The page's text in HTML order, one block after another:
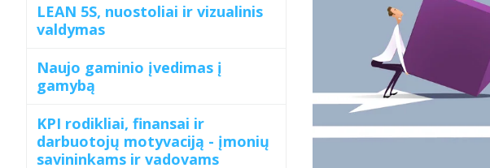
LEAN 5S, nuostoliai ir vizualinis
valdymas
Naujo gaminio įvedimas į
gamybą
KPI rodikliai, finansai ir
darbuotojų motyvaciją - įmonių
savininkams ir vadovams